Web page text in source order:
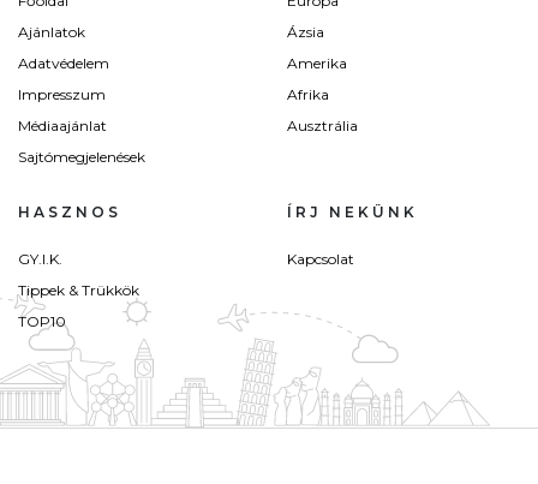
Ajánlatok
Adatvédelem
Impresszum
Médiaajánlat
Sajtómegjelenések
Ázsia
Amerika
Afrika
Ausztrália
HASZNOS
GY.I.K.
Tippek & Trükkök
TOP10
ÍRJ NEKÜNK
Kapcsolat